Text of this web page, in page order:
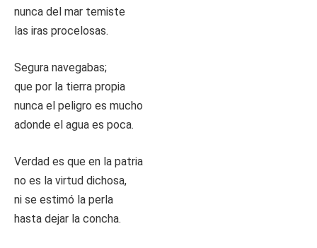
nunca del mar temiste
las iras procelosas.
Segura navegabas;
que por la tierra propia
nunca el peligro es mucho
adonde el agua es poca.
Verdad es que en la patria
no es la virtud dichosa,
ni se estimó la perla
hasta dejar la concha.